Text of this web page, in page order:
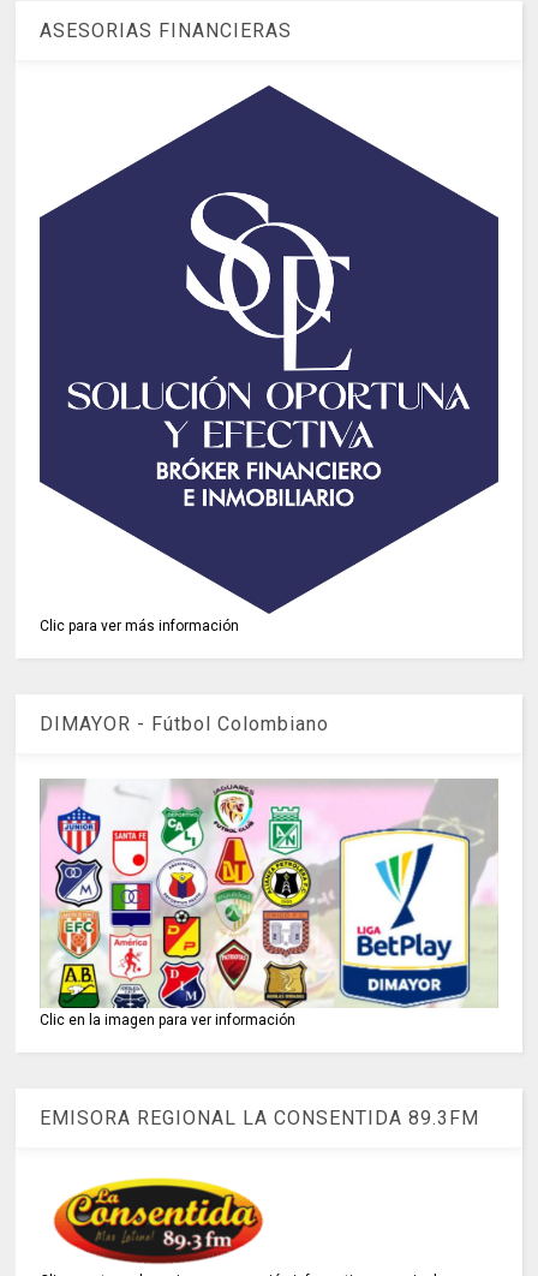
ASESORIAS FINANCIERAS
Clic para ver más información
DIMAYOR - Fútbol Colombiano
Clic en la imagen para ver información
EMISORA REGIONAL LA CONSENTIDA 89.3FM